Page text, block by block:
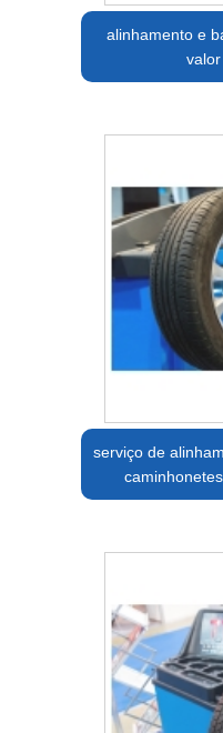
alinhamento e
serviço de